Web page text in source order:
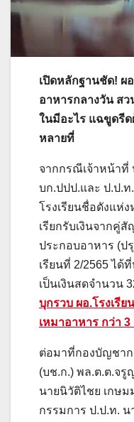
เปิดหลักฐานชัด! ผ
อาหารกลางวัน ส
ในมีอะไร แฉขูดรี
หลายที่
จากกรณีเจ้าหน้าที่
บก.ปปป.และ ป.ป.ท
โรงเรียนชื่อดังแห่
เรียกรับเงินจากคู่
ประกอบอาหาร (ป
เรียนที่ 2/2565 ไ
เป็นเงินสดจำนวน
บุกรวบ ผอ.โรงเรีย
เหมาอาหาร กว่า
ต่อมาที่กองบัญชาก
(บช.ก.) พล.ต.ต.จรู
นายนิวัติไชย เกษ
กรรมการ ป.ป.ท.